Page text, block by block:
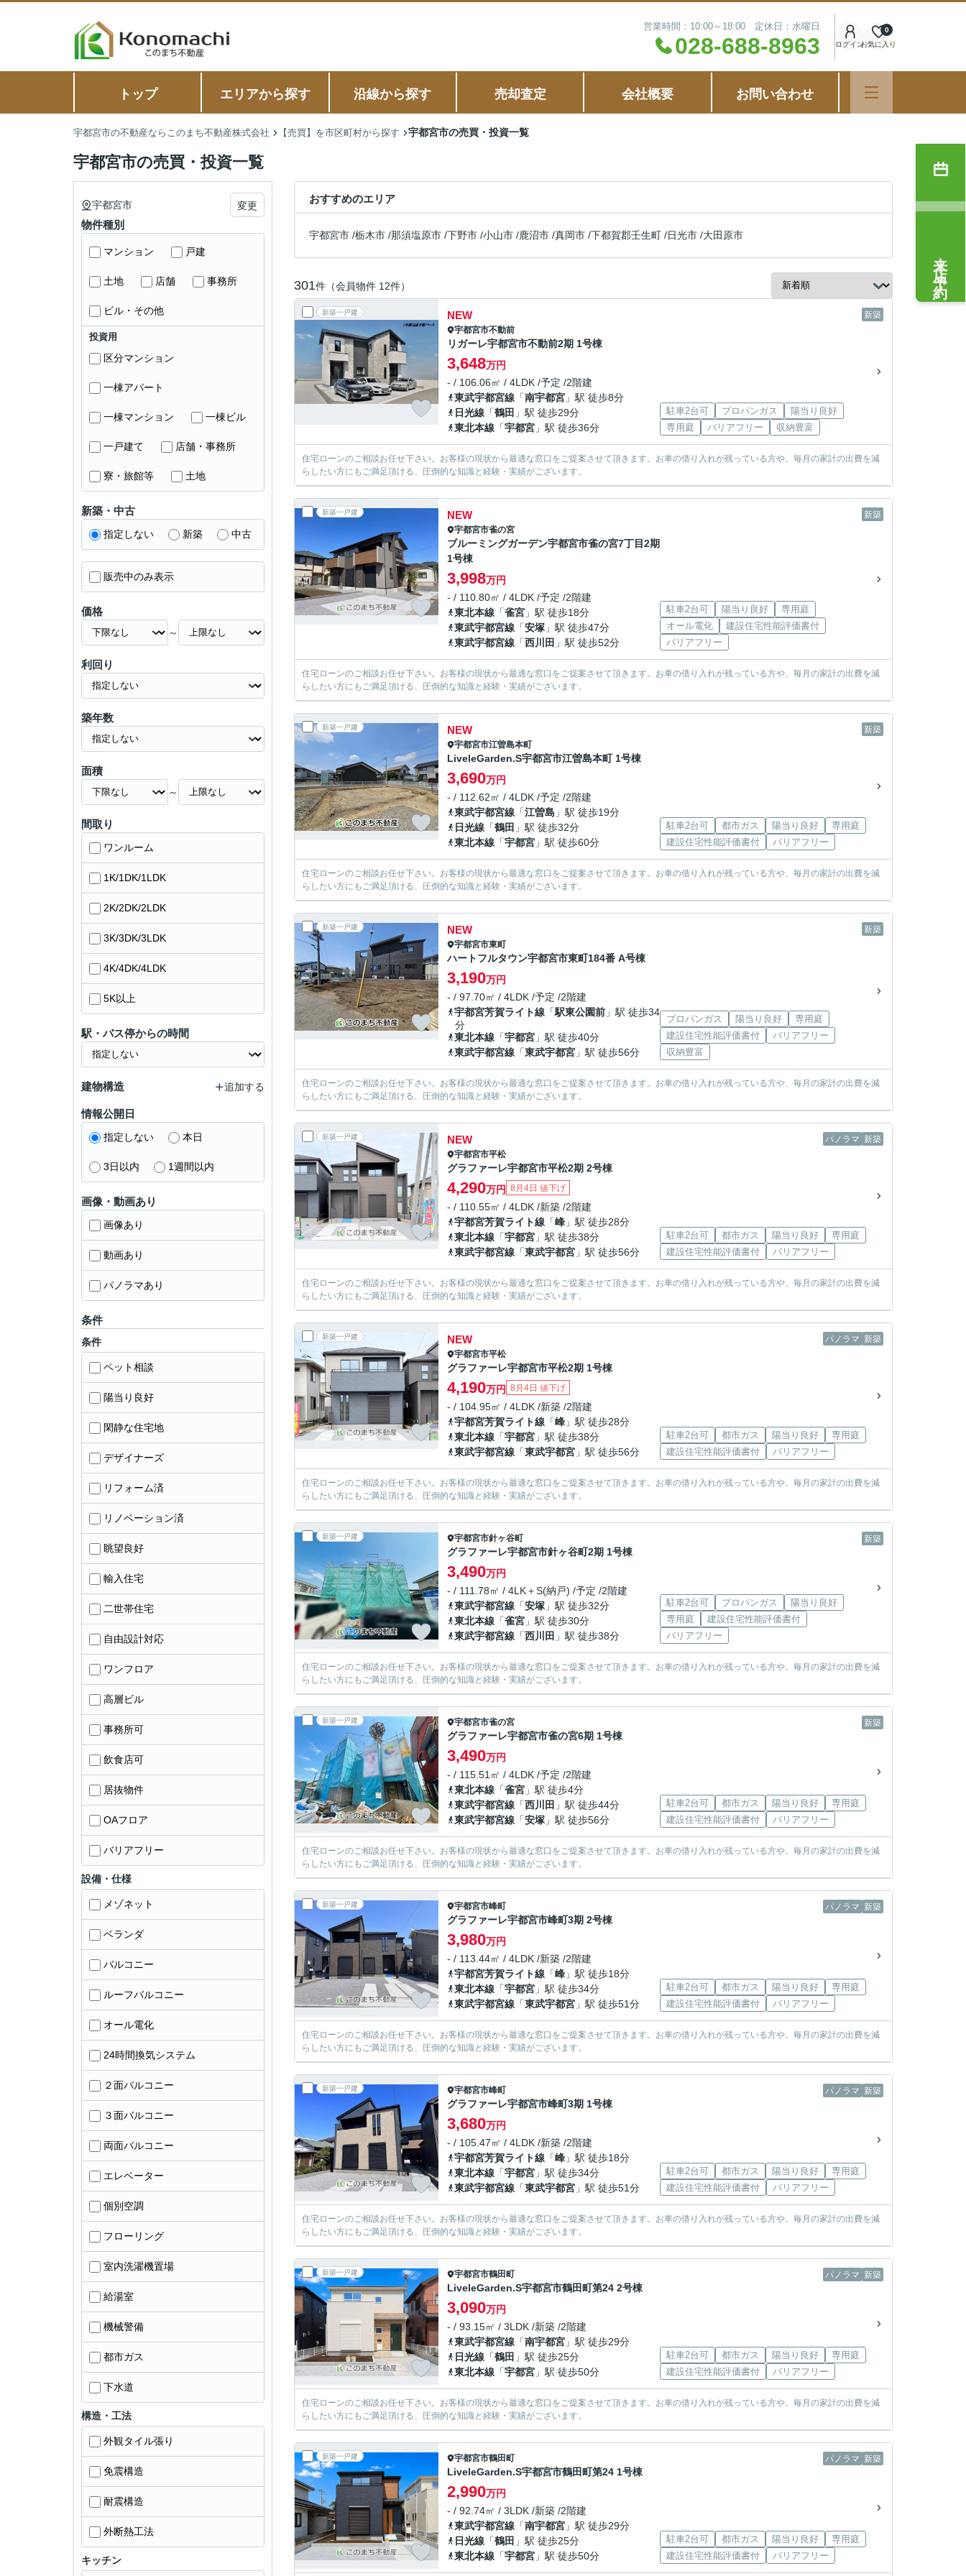
営業時間：10:00～18:00 定休日：水曜日
028-688-8963 ログインお気に入り
0
トップ エリアから探す 沿線から探す 売却査定 会社概要 お問い合わせ
宇都宮市の不動産ならこのまち不動産株式会社 【売買】を市区町村から探す 宇都宮市の売買・投資一覧
宇都宮市の売買・投資一覧
おすすめのエリア
宇都宮市 /栃木市 /那須塩原市 /下野市 /小山市 /鹿沼市 /真岡市 /下都賀郡壬生町 /日光市 /大田原市
301件（会員物件 12件）
新築一戸建 新築
NEW
宇都宮市不動前
リガーレ宇都宮市不動前2期 1号棟
3,648万円
- / 106.06㎡ / 4LDK /予定 /2階建
東武宇都宮線 「南宇都宮 」駅 徒歩8分
日光線 「鶴田 」駅 徒歩29分
東北本線 「宇都宮 」駅 徒歩36分
駐車2台可 プロパンガス
陽当り良好
専用庭
バリアフリー 収納豊富
住宅ローンのご相談お任せ下さい。お客様の現状から最適な窓口をご提案させて頂きます。お車の借り入れが残っている方や、毎月の家計の出費を減
らしたい方にもご満足頂ける、圧倒的な知識と経験・実績がございます。
新築一戸建 新築
NEW
宇都宮市雀の宮
ブルーミングガーデン宇都宮市雀の宮7丁目2期
1号棟
3,998万円
- / 110.80㎡ / 4LDK /予定 /2階建
東北本線 「雀宮 」駅 徒歩18分
東武宇都宮線 「安塚 」駅 徒歩47分
東武宇都宮線 「西川田 」駅 徒歩52分
駐車2台可 陽当り良好
専用庭
オール電化
建設住宅性能評価書付
バリアフリー
住宅ローンのご相談お任せ下さい。お客様の現状から最適な窓口をご提案させて頂きます。お車の借り入れが残っている方や、毎月の家計の出費を減
らしたい方にもご満足頂ける、圧倒的な知識と経験・実績がございます。
新築一戸建 新築
NEW
宇都宮市江曽島本町
LiveleGarden.S宇都宮市江曽島本町 1号棟
3,690万円
- / 112.62㎡ / 4LDK /予定 /2階建
東武宇都宮線 「江曽島 」駅 徒歩19分
日光線 「鶴田 」駅 徒歩32分
東北本線 「宇都宮 」駅 徒歩60分
駐車2台可 都市ガス 陽当り良好
専用庭
建設住宅性能評価書付
バリアフリー
住宅ローンのご相談お任せ下さい。お客様の現状から最適な窓口をご提案させて頂きます。お車の借り入れが残っている方や、毎月の家計の出費を減
らしたい方にもご満足頂ける、圧倒的な知識と経験・実績がございます。
新築一戸建 新築
NEW
宇都宮市東町
ハートフルタウン宇都宮市東町184番 A号棟
3,190万円
- / 97.70㎡ / 4LDK /予定 /2階建
宇都宮芳賀ライト線 「駅東公園前 」駅 徒歩34
分
東北本線 「宇都宮 」駅 徒歩40分
東武宇都宮線 「東武宇都宮 」駅 徒歩56分
プロパンガス 陽当り良好
専用庭
建設住宅性能評価書付
バリアフリー
収納豊富
住宅ローンのご相談お任せ下さい。お客様の現状から最適な窓口をご提案させて頂きます。お車の借り入れが残っている方や、毎月の家計の出費を減
らしたい方にもご満足頂ける、圧倒的な知識と経験・実績がございます。
新築一戸建 パノラマ 新築
NEW
宇都宮市平松
グラファーレ宇都宮市平松2期 2号棟
4,290万円 8月4日 値下げ
- / 110.55㎡ / 4LDK /新築 /2階建
宇都宮芳賀ライト線 「峰 」駅 徒歩28分
東北本線 「宇都宮 」駅 徒歩38分
東武宇都宮線 「東武宇都宮 」駅 徒歩56分
駐車2台可 都市ガス 陽当り良好
専用庭
建設住宅性能評価書付
バリアフリー
住宅ローンのご相談お任せ下さい。お客様の現状から最適な窓口をご提案させて頂きます。お車の借り入れが残っている方や、毎月の家計の出費を減
らしたい方にもご満足頂ける、圧倒的な知識と経験・実績がございます。
新築一戸建 パノラマ 新築
NEW
宇都宮市平松
グラファーレ宇都宮市平松2期 1号棟
4,190万円 8月4日 値下げ
- / 104.95㎡ / 4LDK /新築 /2階建
宇都宮芳賀ライト線 「峰 」駅 徒歩28分
東北本線 「宇都宮 」駅 徒歩38分
東武宇都宮線 「東武宇都宮 」駅 徒歩56分
駐車2台可 都市ガス 陽当り良好
専用庭
建設住宅性能評価書付
バリアフリー
住宅ローンのご相談お任せ下さい。お客様の現状から最適な窓口をご提案させて頂きます。お車の借り入れが残っている方や、毎月の家計の出費を減
らしたい方にもご満足頂ける、圧倒的な知識と経験・実績がございます。
新築一戸建 新築
宇都宮市針ヶ谷町
グラファーレ宇都宮市針ヶ谷町2期 1号棟
3,490万円
- / 111.78㎡ / 4LK＋S(納戸) /予定 /2階建
東武宇都宮線 「安塚 」駅 徒歩32分
東北本線 「雀宮 」駅 徒歩30分
東武宇都宮線 「西川田 」駅 徒歩38分
駐車2台可 プロパンガス
陽当り良好
専用庭
建設住宅性能評価書付
バリアフリー
住宅ローンのご相談お任せ下さい。お客様の現状から最適な窓口をご提案させて頂きます。お車の借り入れが残っている方や、毎月の家計の出費を減
らしたい方にもご満足頂ける、圧倒的な知識と経験・実績がございます。
新築一戸建 新築
宇都宮市雀の宮
グラファーレ宇都宮市雀の宮6期 1号棟
3,490万円
- / 115.51㎡ / 4LDK /予定 /2階建
東北本線 「雀宮 」駅 徒歩4分
東武宇都宮線 「西川田 」駅 徒歩44分
東武宇都宮線 「安塚 」駅 徒歩56分
駐車2台可 都市ガス 陽当り良好
専用庭
建設住宅性能評価書付
バリアフリー
住宅ローンのご相談お任せ下さい。お客様の現状から最適な窓口をご提案させて頂きます。お車の借り入れが残っている方や、毎月の家計の出費を減
らしたい方にもご満足頂ける、圧倒的な知識と経験・実績がございます。
新築一戸建 パノラマ 新築
宇都宮市峰町
グラファーレ宇都宮市峰町3期 2号棟
3,980万円
- / 113.44㎡ / 4LDK /新築 /2階建
宇都宮芳賀ライト線 「峰 」駅 徒歩18分
東北本線 「宇都宮 」駅 徒歩34分
東武宇都宮線 「東武宇都宮 」駅 徒歩51分
駐車2台可 都市ガス 陽当り良好
専用庭
建設住宅性能評価書付
バリアフリー
住宅ローンのご相談お任せ下さい。お客様の現状から最適な窓口をご提案させて頂きます。お車の借り入れが残っている方や、毎月の家計の出費を減
らしたい方にもご満足頂ける、圧倒的な知識と経験・実績がございます。
新築一戸建 パノラマ 新築
宇都宮市峰町
グラファーレ宇都宮市峰町3期 1号棟
3,680万円
- / 105.47㎡ / 4LDK /新築 /2階建
宇都宮芳賀ライト線 「峰 」駅 徒歩18分
東北本線 「宇都宮 」駅 徒歩34分
東武宇都宮線 「東武宇都宮 」駅 徒歩51分
駐車2台可 都市ガス 陽当り良好
専用庭
建設住宅性能評価書付
バリアフリー
住宅ローンのご相談お任せ下さい。お客様の現状から最適な窓口をご提案させて頂きます。お車の借り入れが残っている方や、毎月の家計の出費を減
らしたい方にもご満足頂ける、圧倒的な知識と経験・実績がございます。
新築一戸建 パノラマ 新築
宇都宮市鶴田町
LiveleGarden.S宇都宮市鶴田町第24 2号棟
3,090万円
- / 93.15㎡ / 3LDK /新築 /2階建
東武宇都宮線 「南宇都宮 」駅 徒歩29分
日光線 「鶴田 」駅 徒歩25分
東北本線 「宇都宮 」駅 徒歩50分
駐車2台可 都市ガス 陽当り良好
専用庭
建設住宅性能評価書付
バリアフリー
住宅ローンのご相談お任せ下さい。お客様の現状から最適な窓口をご提案させて頂きます。お車の借り入れが残っている方や、毎月の家計の出費を減
らしたい方にもご満足頂ける、圧倒的な知識と経験・実績がございます。
新築一戸建 パノラマ 新築
宇都宮市鶴田町
LiveleGarden.S宇都宮市鶴田町第24 1号棟
2,990万円
- / 92.74㎡ / 3LDK /新築 /2階建
東武宇都宮線 「南宇都宮 」駅 徒歩29分
日光線 「鶴田 」駅 徒歩25分
東北本線 「宇都宮 」駅 徒歩50分
駐車2台可 都市ガス 陽当り良好
専用庭
建設住宅性能評価書付
バリアフリー
宇都宮市 変更
物件種別
マンション 戸建
土地 店舗 事務所
ビル・その他
投資用
区分マンション
一棟アパート
一棟マンション 一棟ビル
一戸建て 店舗・事務所
寮・旅館等 土地
新築・中古
指定しない 新築 中古
販売中のみ表示
価格
～
利回り
築年数
面積
～
間取り
ワンルーム
1K/1DK/1LDK
2K/2DK/2LDK
3K/3DK/3LDK
4K/4DK/4LDK
5K以上
駅・バス停からの時間
建物構造 追加する
情報公開日
指定しない 本日
3日以内 1週間以内
画像・動画あり
画像あり
動画あり
パノラマあり
条件
条件
ペット相談
陽当り良好
閑静な住宅地
デザイナーズ
リフォーム済
リノベーション済
眺望良好
輸入住宅
二世帯住宅
自由設計対応
ワンフロア
高層ビル
事務所可
飲食店可
居抜物件
OAフロア
バリアフリー
設備・仕様
メゾネット
ベランダ
バルコニー
ルーフバルコニー
オール電化
24時間換気システム
２面バルコニー
３面バルコニー
両面バルコニー
エレベーター
個別空調
フローリング
室内洗濯機置場
給湯室
機械警備
都市ガス
下水道
構造・工法
外観タイル張り
免震構造
耐震構造
外断熱工法
キッチン
来店予約